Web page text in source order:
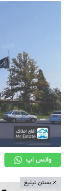
محله گردی
معماری
ملکی
همایش و نمایشگاه
واتس اپ
بستن تبلیغ